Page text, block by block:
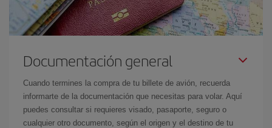
Documentación general
Cuando termines la compra de tu billete de avión, recuerda
informarte de la documentación que necesitas para volar. Aquí
puedes consultar si requieres visado, pasaporte, seguro o
cualquier otro documento, según el origen y el destino de tu